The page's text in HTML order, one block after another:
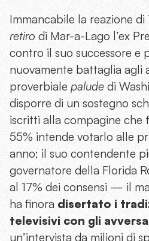
Immancabile la reazione
retiro di Mar-a-Lago l’ex
contro il suo successore e
nuovamente battaglia agli
proverbiale palude di
disporre di un sostegno
iscritti alla compagine
55% intende votarlo alle
anno; il suo contendente
governatore della Florida
al 17% dei consensi — il
ha finora disertato i
televisivi con gli
un’intervista da milioni di